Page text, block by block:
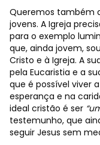
Queremos também
jovens. A Igreja
para o exemplo
que, ainda jovem,
Cristo e à Igreja. A
pela Eucaristia e a
que é possível viver
esperança e na
ideal cristão é ser
testemunho, que
seguir Jesus sem